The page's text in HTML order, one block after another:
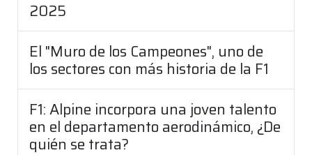
2025
El "Muro de los Campeones", uno de
los sectores con más historia de la F1
F1: Alpine incorpora una joven talento
en el departamento aerodinámico, ¿De
quién se trata?